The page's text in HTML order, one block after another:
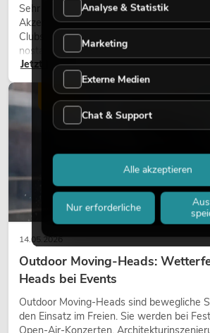
Sehr warmes Licht, sichtbare
Akzente prägen viele aktuelle
Clubs und bei Events. Retro-Licht ist dabei
nostalgischer Effekt, sondern ein bewusst
Gestaltungsmittel: Es schafft
Charakter und kann technische LED-
wirken lassen.
Jetzt lesen
14.05.2026
Outdoor Moving-Heads:
Heads bei Events
Outdoor Moving-Heads sind bewegliche
den Einsatz im Freien. Sie werden bei
LICHT
Analyse & Statistik
Marketing
Externe Medien
Chat & Support
Nur erforderliche
Alle akzeptieren